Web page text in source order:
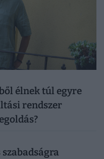
élnek túl egyre
rendszer